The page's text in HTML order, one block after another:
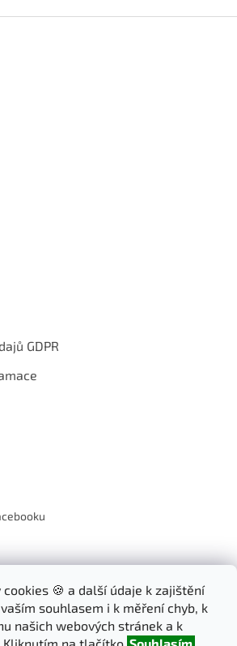
cookies 🍪 a další údaje k zajištění
souhlasem i k měření chyb, k
našich webových stránek a k
GDPR
vám budeme zasílat informace o nových
shopu.